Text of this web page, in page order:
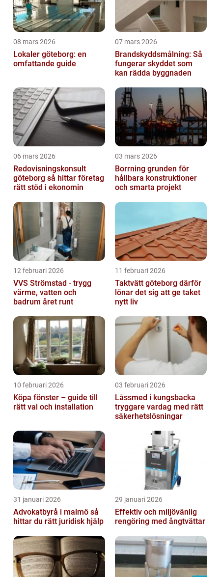
08 mars 2026
Lokaler göteborg: en
omfattande guide
07 mars 2026
Brandskyddsmålning: Så
fungerar skyddet som
kan rädda byggnaden
06 mars 2026
Redovisningskonsult
göteborg så hittar företag
rätt stöd i ekonomin
03 mars 2026
Borrning grunden för
hållbara konstruktioner
och smarta projekt
12 februari 2026
VVS Strömstad - trygg
värme, vatten och
badrum året runt
11 februari 2026
Taktvätt göteborg därför
lönar det sig att ge taket
nytt liv
10 februari 2026
Köpa fönster – guide till
rätt val och installation
03 februari 2026
Låssmed i kungsbacka
tryggare vardag med rätt
säkerhetslösningar
31 januari 2026
Advokatbyrå i malmö så
hittar du rätt juridisk hjälp
29 januari 2026
Effektiv och miljövänlig
rengöring med ångtvättar